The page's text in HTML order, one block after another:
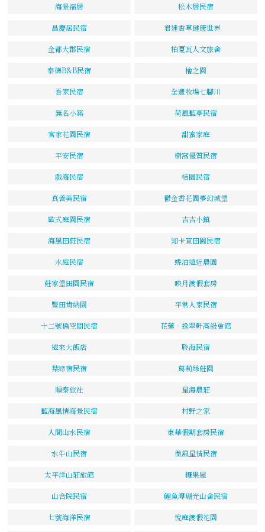
海景福居 松木居民宿
昌慶居民宿 君達香草健康世界
金都大郡民宿 柏夏瓦人文旅舍
泰德B&B民宿 檜之園
吾家民宿 全豐牧場七腳川
無名小築 荷風藍亭民宿
官家花園民宿 甜蜜家庭
平安民宿 樹窩優質民宿
戲海民宿 桔園民宿
真善美民宿 鬱金香花園夢幻城堡
歐式庭園民宿 吉吉小鎮
海風田莊民宿 知卡宣田園民宿
水庭民宿 蝶泊遠近農園
莊家堡田園民宿 映月渡假套房
豐田肯納園 平常人家民宿
十二號橋空間民宿 花蓮‧逸翠軒高級會館
遠來大飯店 聆海民宿
葉綠宿民宿 葛莉絲莊園
順泰旅社 星海農莊
藍海風情海景民宿 村野之家
人間山水民宿 東華假期套房民宿
水牛山民宿 微風星情民宿
太平洋山莊旅館 糖果屋
山合院民宿 鯉魚潭瑚光山舍民宿
七號海洋民宿 悅庭渡假花園